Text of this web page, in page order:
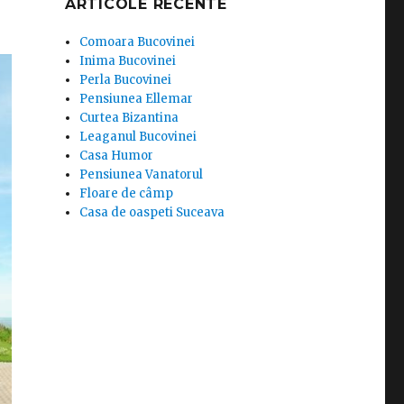
ARTICOLE RECENTE
Comoara Bucovinei
Inima Bucovinei
Perla Bucovinei
Pensiunea Ellemar
Curtea Bizantina
Leaganul Bucovinei
Casa Humor
Pensiunea Vanatorul
Floare de câmp
Casa de oaspeti Suceava